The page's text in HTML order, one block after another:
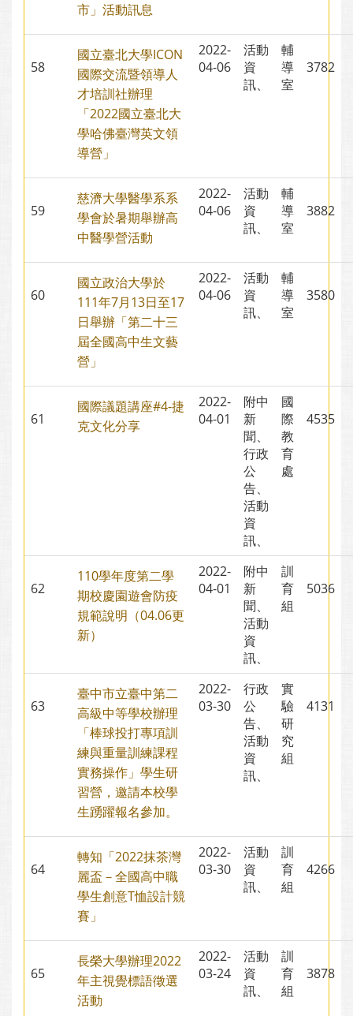
市」活動訊息
58
國立臺北大學ICON
國際交流暨領導人
才培訓社辦理
「2022國立臺北大
學哈佛臺灣英文領
導營」
2022-
04-06
活動
資
訊、
輔
導
室
3782
59
慈濟大學醫學系系
學會於暑期舉辦高
中醫學營活動
2022-
04-06
活動
資
訊、
輔
導
室
3882
60
國立政治大學於
111年7月13日至17
日舉辦「第二十三
屆全國高中生文藝
營」
2022-
04-06
活動
資
訊、
輔
導
室
3580
61
國際議題講座#4-捷
克文化分享
2022-
04-01
附中
新
聞、
行政
公
告、
活動
資
訊、
國
際
教
育
處
4535
62
110學年度第二學
期校慶園遊會防疫
規範說明（04.06更
新）
2022-
04-01
附中
新
聞、
活動
資
訊、
訓
育
組
5036
63
臺中市立臺中第二
高級中等學校辦理
「棒球投打專項訓
練與重量訓練課程
實務操作」學生研
習營，邀請本校學
生踴躍報名參加。
2022-
03-30
行政
公
告、
活動
資
訊、
實
驗
研
究
組
4131
64
轉知「2022抹茶灣
麗盃－全國高中職
學生創意T恤設計競
賽」
2022-
03-30
活動
資
訊、
訓
育
組
4266
65
長榮大學辦理2022
年主視覺標語徵選
活動
2022-
03-24
活動
資
訊、
訓
育
組
3878